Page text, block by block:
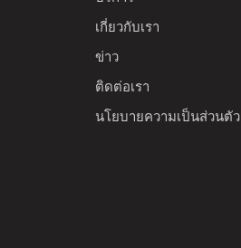
เกี่ยวกับเรา
ข่าว
ติดต่อเรา
นโยบายความเป็นส่วนตัว